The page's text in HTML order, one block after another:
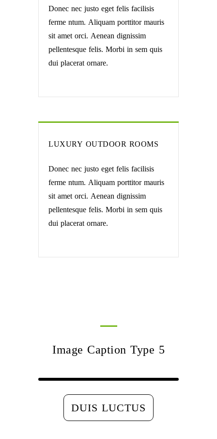
Donec nec justo eget felis facilisis
ferme ntum. Aliquam porttitor mauris
sit amet orci. Aenean dignissim
pellentesque felis. Morbi in sem quis
dui placerat ornare.
LUXURY OUTDOOR ROOMS
Donec nec justo eget felis facilisis
ferme ntum. Aliquam porttitor mauris
sit amet orci. Aenean dignissim
pellentesque felis. Morbi in sem quis
dui placerat ornare.
Image Caption Type 5
DUIS LUCTUS